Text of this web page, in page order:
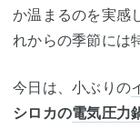
か温まるのを実感
れからの季節には
今日は、小ぶりの
シロカの電気圧力